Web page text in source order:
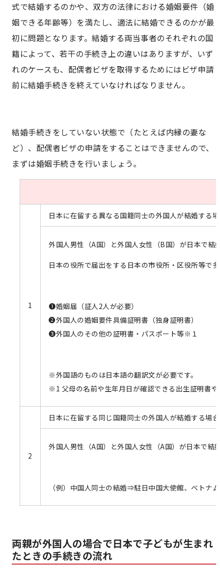
式で結婚するのかや、双方の法律における婚姻要件（婚
姻できる年齢等）を満たし、適法に結婚できるのかが最
初に問題となります。結婚する両当事者のそれぞれの国
籍によって、若干の手続き上の違いはありますが、いず
れのケースも、配偶者ビザを取得するためにはビザ申請
前に結婚手続きを終えていなければなりません。
結婚手続きをしていない状態で（たとえば内縁の妻な
ど）、配偶者ビザの申請をすることはできませんので、
まずは婚姻手続きを行いましょう。
1
日本に在留する異なる国籍同士の外国人が結婚する
外国人男性（A国）と外国人女性（B国）が日本で
日本の役所で届出をする日本の市役所・区役所等で
❶婚姻届（証人2人が必要）
❷外国人の婚姻要件具備証明書（独身証明書）
❸外国人のその他の証明書・パスポート等※１
※外国語のものは日本語の翻訳文が必要です。
※1 父母の名前や生年月日が確認できる出生証明書
2
日本に在留する同じ国籍同士の外国人が結婚する場合
外国人男性（A国）と外国人女性（A国）が日本で
（例）中国人同士の結婚⇒駐日中国大使館、ベトナ
両親が外国人の場合で日本で子どもが生まれ
たときの手続きの流れ